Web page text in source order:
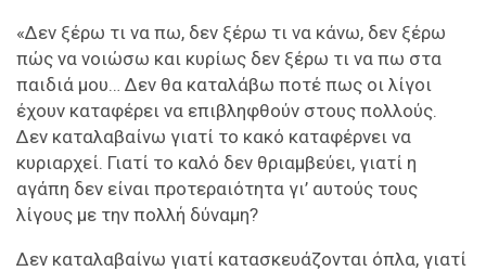
«Δεν ξέρω τι να πω, δεν ξέρω τι να κάνω, δεν ξέρω
πώς να νοιώσω και κυρίως δεν ξέρω τι να πω στα
παιδιά μου… Δεν θα καταλάβω ποτέ πως οι λίγοι
έχουν καταφέρει να επιβληφθούν στους πολλούς.
Δεν καταλαβαίνω γιατί το κακό καταφέρνει να
κυριαρχεί. Γιατί το καλό δεν θριαμβεύει, γιατί η
αγάπη δεν είναι προτεραιότητα γι’ αυτούς τους
λίγους με την πολλή δύναμη?
Δεν καταλαβαίνω γιατί κατασκευάζονται όπλα, γιατί